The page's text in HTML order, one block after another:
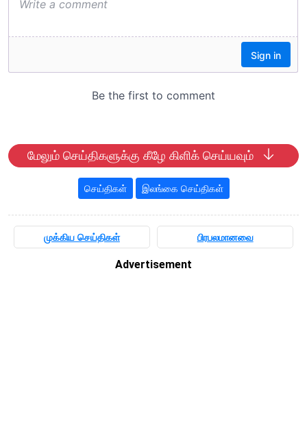
மேலும் செய்திகளுக்கு கீழே கிளிக் செய்யவும்
செய்திகள் இலங்கை செய்திகள்
முக்கிய செய்திகள் பிரபலமானவை
Advertisement